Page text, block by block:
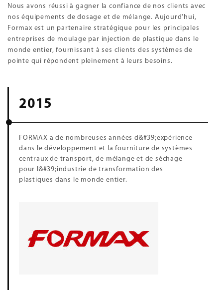
Nous avons réussi à gagner la confiance de nos clients avec
nos équipements de dosage et de mélange. Aujourd'hui,
Formax est un partenaire stratégique pour les principales
entreprises de moulage par injection de plastique dans le
monde entier, fournissant à ses clients des systèmes de
pointe qui répondent pleinement à leurs besoins.
2015
FORMAX a de nombreuses années d&#39;expérience
dans le développement et la fourniture de systèmes
centraux de transport, de mélange et de séchage
pour l&#39;industrie de transformation des
plastiques dans le monde entier.